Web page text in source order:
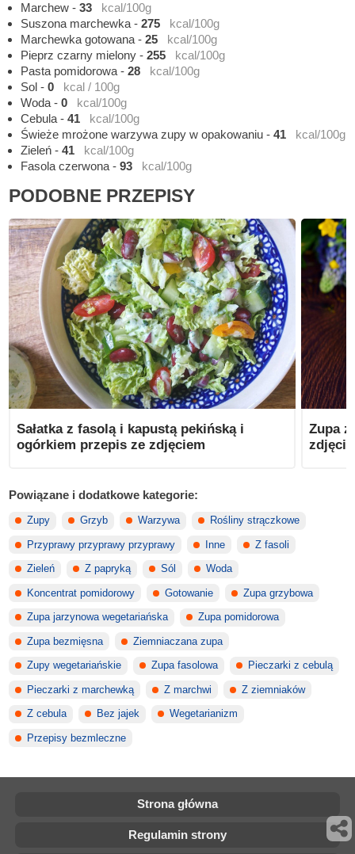
Marchew -33
kcal/100g
Suszona marchewka -275
kcal/100g
Marchewka gotowana -25
kcal/100g
Pieprz czarny mielony -255
kcal/100g
Pasta pomidorowa -28
kcal/100g
Sol -0
kcal / 100g
Woda -0
kcal/100g
Cebula -41
kcal/100g
Świeże mrożone warzywa zupy w opakowaniu -41
kcal/100g
Zieleń -41
kcal/100g
Fasola czerwona -93 kcal/100g
PODOBNE PRZEPISY
Sałatka z fasolą i kapustą pekińską i
ogórkiem przepis ze zdjęciem
Zupa
Powiązane i dodatkowe kategorie:
Zupy Grzyb Warzywa Rośliny strączkowe
Przyprawy przyprawy przyprawy Inne Z fasoli
Zieleń Z papryką Sól Woda
Koncentrat pomidorowy Gotowanie Zupa grzybowa
Zupa jarzynowa wegetariańska Zupa pomidorowa
Zupa bezmięsna Ziemniaczana zupa
Zupy wegetariańskie Zupa fasolowa Pieczarki z cebulą
Pieczarki z marchewką Z marchwi Z ziemniaków
Z cebula Bez jajek Wegetarianizm
Przepisy bezmleczne
Strona główna
Regulamin strony